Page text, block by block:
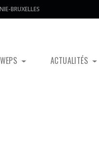
BRUXELLES
ACTUALITÉS